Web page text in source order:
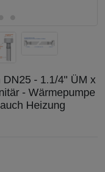
- 1.1/4" ÜM x
- Wärmepumpe
Heizung